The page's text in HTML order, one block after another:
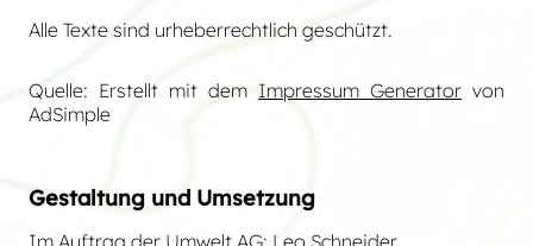
Alle Texte sind urheberrechtlich geschützt.
Quelle: Erstellt mit dem Impressum Generator von
AdSimple
Gestaltung und Umsetzung
Im Auftrag der Umwelt AG: Leo Schneider